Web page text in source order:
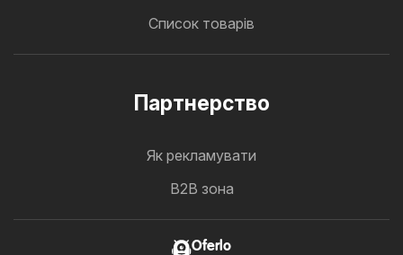
Список товарів
Партнерство
Як рекламувати
B2B зона
Oferlo